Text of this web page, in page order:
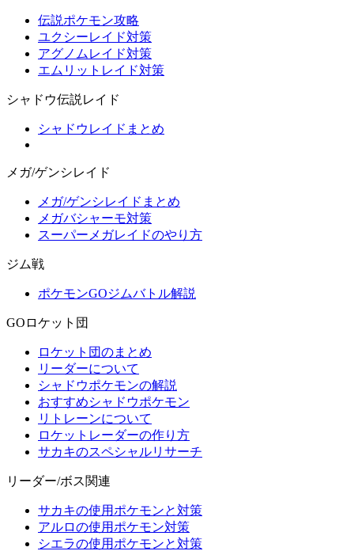
伝説ポケモン攻略
ユクシーレイド対策
アグノムレイド対策
エムリットレイド対策
シャドウ伝説レイド
シャドウレイドまとめ
メガ/ゲンシレイド
メガ/ゲンシレイドまとめ
メガバシャーモ対策
スーパーメガレイドのやり方
ジム戦
ポケモンGOジムバトル解説
GOロケット団
ロケット団のまとめ
リーダーについて
シャドウポケモンの解説
おすすめシャドウポケモン
リトレーンについて
ロケットレーダーの作り方
サカキのスペシャルリサーチ
リーダー/ボス関連
サカキの使用ポケモンと対策
アルロの使用ポケモン対策
シエラの使用ポケモンと対策